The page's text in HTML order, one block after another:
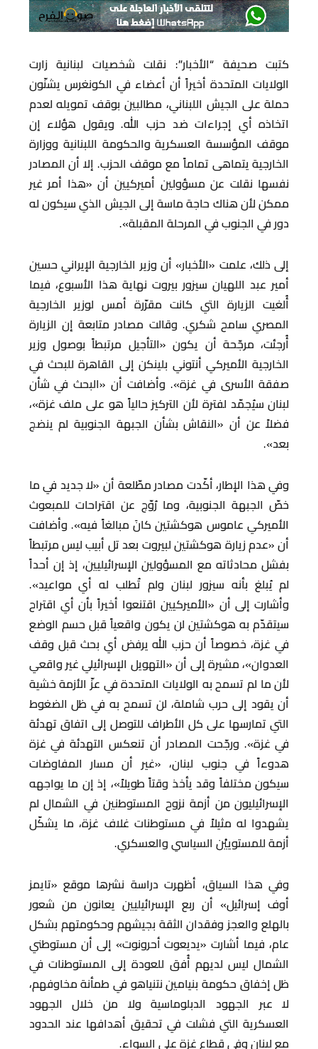
كتبت صحيفة “الأخبار”: نقلت شخصيات لبنانية زارت
الولايات المتحدة أخيراً أن أعضاء في الكونغرس يشنّون
حملة على الجيش اللبناني، مطالبين بوقف تمويله لعدم
اتخاذه أي إجراءات ضد حزب الله. ويقول هؤلاء إن
موقف المؤسسة العسكرية والحكومة اللبنانية ووزارة
الخارجية يتماهى تماماً مع موقف الحزب. إلا أن المصادر
نفسها نقلت عن مسؤولين أميركيين أن «هذا أمر غير
ممكن لأن هناك حاجة ماسة إلى الجيش الذي سيكون له
دور في الجنوب في المرحلة المقبلة».
إلى ذلك، علمت «الأخبار» أن وزير الخارجية الإيراني حسين
أمير عبد اللهيان سيزور بيروت نهاية هذا الأسبوع، فيما
أُلغيت الزيارة التي كانت مقرّرة أمس لوزير الخارجية
المصري سامح شكري. وقالت مصادر متابعة إن الزيارة
أُرجئت، مرجّحة أن يكون «التأجيل مرتبطاً بوصول وزير
الخارجية الأميركي أنتوني بلينكن إلى القاهرة للبحث في
صفقة الأسرى في غزة». وأضافت أن «البحث في شأن
لبنان سيُجمّد لفترة لأن التركيز حالياً هو على ملف غزة»،
فضلاً عن أن «النقاش بشأن الجبهة الجنوبية لم ينضج
بعد».
وفي هذا الإطار، أكّدت مصادر مطّلعة أن «لا جديد في ما
خصّ الجبهة الجنوبية، وما رُوّج عن اقتراحات للمبعوث
الأميركي عاموس هوكشتين كانَ مبالغاً فيه». وأضافت
أن «عدم زيارة هوكشتين لبيروت بعد تل أبيب ليس مرتبطاً
بفشل محادثاته مع المسؤولين الإسرائيليين، إذ إن أحداً
لم يُبلغ بأنه سيزور لبنان ولم تُطلب له أي مواعيد».
وأشارت إلى أن «الأميركيين اقتنعوا أخيراً بأن أي اقتراح
سيتقدّم به هوكشتين لن يكون واقعياً قبل حسم الوضع
في غزة، خصوصاً أن حزب الله يرفض أي بحث قبل وقف
العدوان»، مشيرة إلى أن «التهويل الإسرائيلي غير واقعي
لأن ما لم تسمح به الولايات المتحدة في عزّ الأزمة خشية
أن يقود إلى حرب شاملة، لن تسمح به في ظل الضغوط
التي تمارسها على كل الأطراف للتوصل إلى اتفاق تهدئة
في غزة». ورجّحت المصادر أن تنعكس التهدئة في غزة
هدوءاً في جنوب لبنان، «غير أن مسار المفاوضات
سيكون مختلفاً وقد يأخذ وقتاً طويلاً»، إذ إن ما يواجهه
الإسرائيليون من أزمة نزوح المستوطنين في الشمال لم
يشهدوا له مثيلاً في مستوطنات غلاف غزة، ما يشكّل
أزمة للمستوييْن السياسي والعسكري.
وفي هذا السياق، أظهرت دراسة نشرها موقع «تايمز
أوف إسرائيل» أن ربع الإسرائيليين يعانون من شعور
بالهلع والعجز وفقدان الثقة بجيشهم وحكومتهم بشكل
عام، فيما أشارت «يديعوت أحرونوت» إلى أن مستوطني
الشمال ليس لديهم أُفق للعودة إلى المستوطنات في
ظل إخفاق حكومة بنيامين نتنياهو في طمأنة مخاوفهم،
لا عبر الجهود الدبلوماسية ولا من خلال الجهود
العسكرية التي فشلت في تحقيق أهدافها عند الحدود
مع لبنان وفي قطاع غزة على السواء.